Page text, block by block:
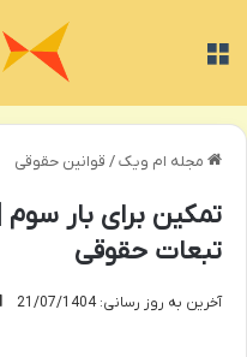
مجله ام ویک/ قوانین حقوقی
تمکین برای بار سوم
تبعات حقوقی
آخرین به روز رسانی: 21/07/1404